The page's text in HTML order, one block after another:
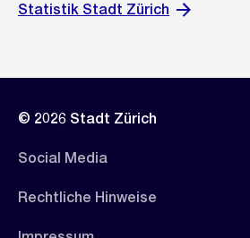
Statistik Stadt Zürich
© 2026 Stadt Zürich
Social Media
Rechtliche Hinweise